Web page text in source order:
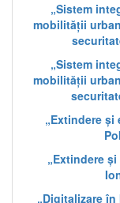
„Sistem
mobilității
„Sistem
mobilității
„Extindere și
„Extindere
„Digitalizare